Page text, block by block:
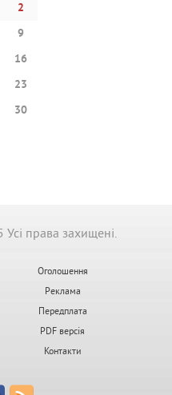
2
9
16
23
30
права захищені.
Оголошення
Реклама
Передплата
PDF версія
Контакти